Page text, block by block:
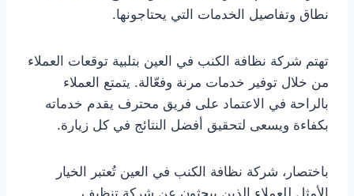
نطاق وتفاصيل الخدمات التي يحتاجونها.
تهتم شركة نظافة الكنب في العين بتلبية توقعات العملاء
من خلال توفير خدمات مرنة وفعّالة. يتمتع العملاء
بالراحة في الاعتماد على فريق محترف يقدم خدماته
بكفاءة ويسعى لتحقيق أفضل النتائج في كل زيارة.
باختصار، شركة نظافة الكنب في العين تُعتبر الخيار
الأمثل للعملاء الذين يبحثون عن شركة تنظيف